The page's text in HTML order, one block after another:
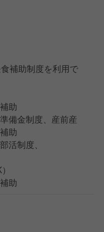
補助制度を利⽤で
助
備金制度、産前産
助
活制度、
助